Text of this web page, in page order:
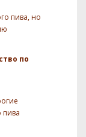
пива, но
по
пива